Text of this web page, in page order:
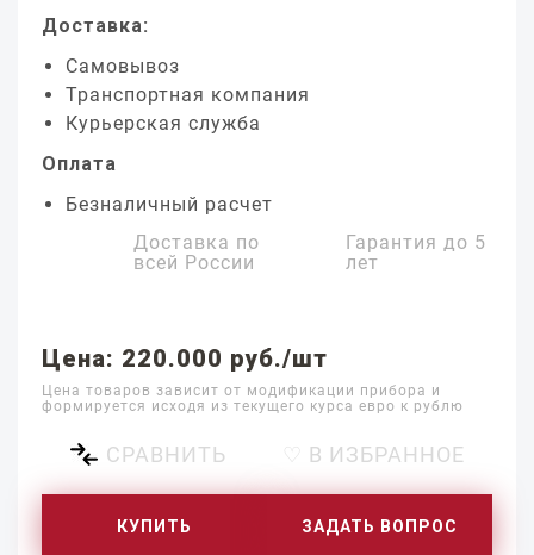
Доставка:
Самовывоз
Транспортная компания
Курьерская служба
Оплата
Безналичный расчет
Доставка по
всей России
Гарантия до 5
лет
Цена: 220.000 руб./шт
Цена товаров зависит от модификации прибора и
формируется исходя из текущего курса евро к рублю
СРАВНИТЬ ♡ В ИЗБРАННОЕ
КУПИТЬ ЗАДАТЬ ВОПРОС